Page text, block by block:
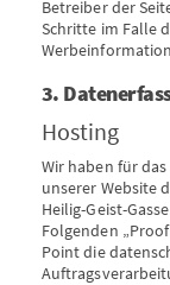
Betreiber der
Schritte im Falle
3.
Hosting
Wir haben für
unserer Website
Heilig-Geist-
Folgenden
Point die